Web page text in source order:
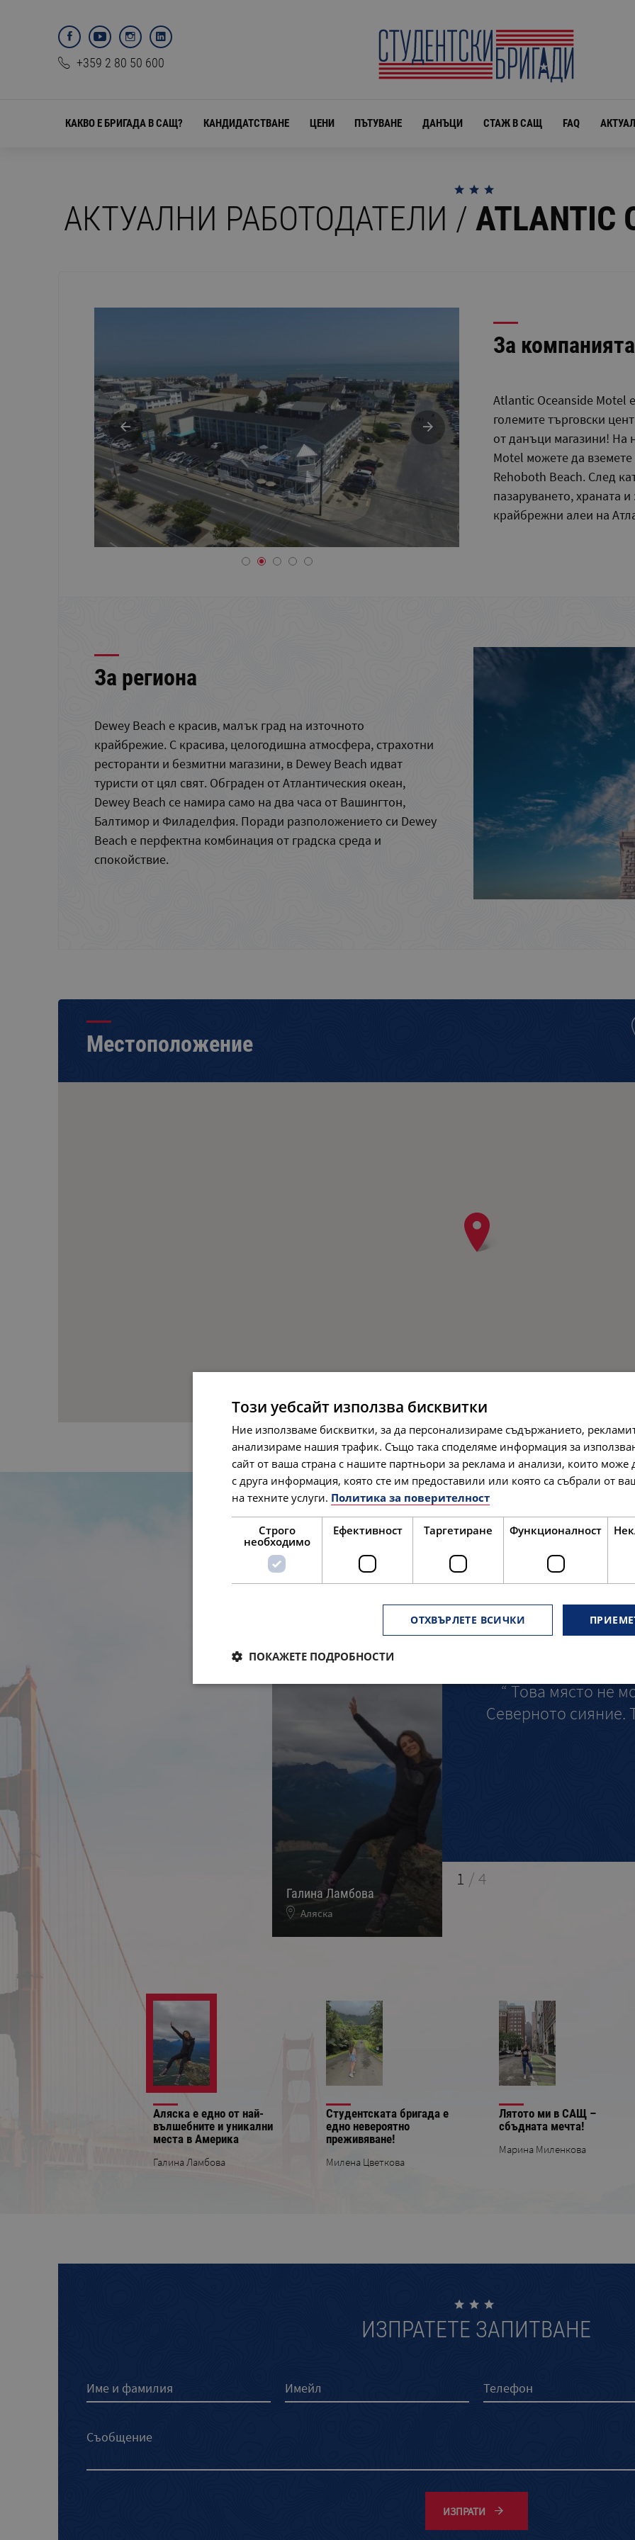
+359 2 80 50 600
КАКВО Е БРИГАДА В САЩ? КАНДИДАТСТВАНЕ ЦЕНИ ПЪТУВАНЕ ДАНЪЦИ СТАЖ В САЩ FAQ
АКТУАЛНИ РАБОТОДАТЕЛИ / ATLANTIC
За компанията
Atlantic Oceanside Motel
големите търговски
от данъци магазини! На
Motel можете да
Rehoboth Beach. След
пазаруването, храната
крайбрежни алеи на
За региона
Dewey Beach е красив, малък град на източното
крайбрежие. С красива, целогодишна атмосфера, страхотни
ресторанти и безмитни магазини, в Dewey Beach идват
туристи от цял свят. Обграден от Атлантическия океан,
Dewey Beach се намира само на два часа от Вашингтон,
Балтимор и Филаделфия. Поради разположението си Dewey
Beach е перфектна комбинация от градска среда и
спокойствие.
Местоположение
ПЪТЕШЕСТВЕНИЦИТЕ
Галина Ламбова
Аляска
АЛЯСКА Е ЕДНО ОТ
“ Това място не
Северното сияние.
1 /4
Аляска е едно от най-
вълшебните и уникални
места в Америка
Галина Ламбова
Студентската бригада е
еднo невероятно
преживяване!
Милена Цветкова
Лятото ми в САЩ –
сбъдната мечта!
Марина Миленкова
ИЗПРАТЕТЕ ЗАПИТВАНЕ
ИЗПРАТИ
Този уебсайт използва бисквитки
Ние използваме бисквитки, за да персонализираме съдържанието,
анализираме нашия трафик. Също така споделяме информация за
сайт от ваша страна с нашите партньори за реклама и анализи, които може
с друга информация, която сте им предоставили или която са събрали от
на техните услуги. Политика за поверителност
Строго
необходимо
Ефективност Таргетиране Функционалност
ОТХВЪРЛЕТЕ ВСИЧКИ
ПОКАЖЕТЕ ПОДРОБНОСТИ